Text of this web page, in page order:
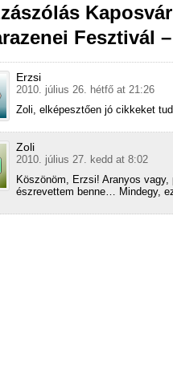
Fesztivál
Erzsi
2010. július 26. hétfő at 21:26
Zoli, elképesztően jó cikkeket
Zoli
2010. július 27. kedd at 8:02
Köszönöm, Erzsi! Aranyos
észrevettem benne… Mindegy,